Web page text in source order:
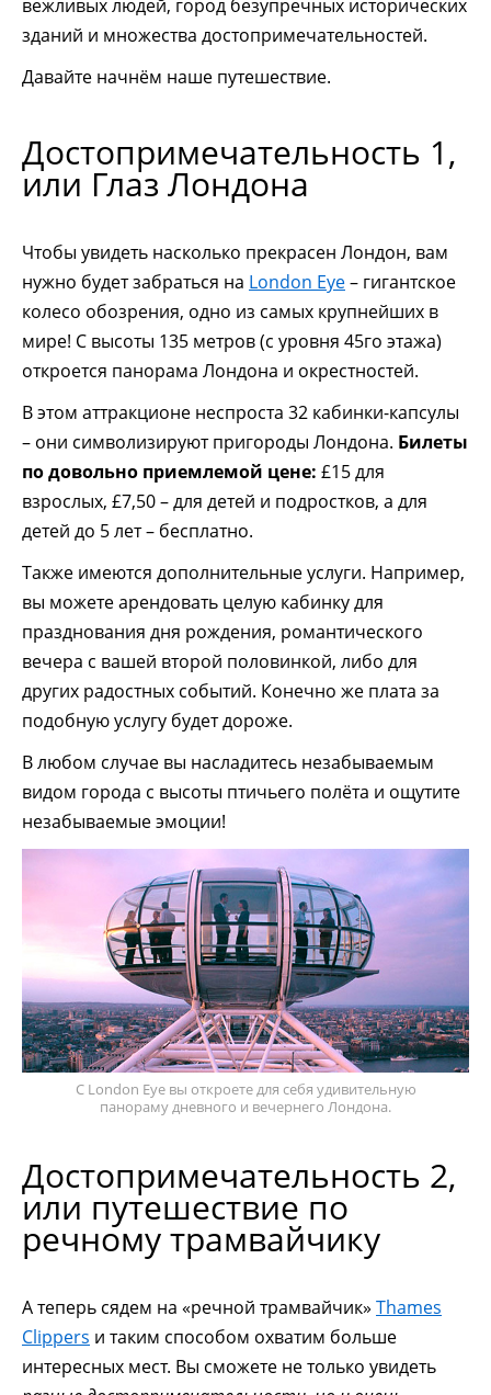
вежливых людей, город безупречных исторических
зданий и множества достопримечательностей.
Давайте начнём наше путешествие.
Достопримечательность 1,
или Глаз Лондона
Чтобы увидеть насколько прекрасен Лондон, вам
нужно будет забраться на London Eye– гигантское
колесо обозрения, одно из самых крупнейших в
мире! С высоты 135 метров (с уровня 45го этажа)
откроется панорама Лондона и окрестностей.
В этом аттракционе неспроста 32 кабинки-капсулы
– они символизируют пригороды Лондона. Билеты
по довольно приемлемой цене: £15 для
взрослых, £7,50 – для детей и подростков, а для
детей до 5 лет – бесплатно.
Также имеются дополнительные услуги. Например,
вы можете арендовать целую кабинку для
празднования дня рождения, романтического
вечера с вашей второй половинкой, либо для
других радостных событий. Конечно же плата за
подобную услугу будет дороже.
В любом случае вы насладитесь незабываемым
видом города с высоты птичьего полёта и ощутите
незабываемые эмоции!
С London Eye вы откроете для себя удивительную
панораму дневного и вечернего Лондона.
Достопримечательность 2,
или путешествие по
речному трамвайчику
А теперь сядем на «речной трамвайчик» Thames
Clippers и таким способом охватим больше
интересных мест. Вы сможете не только увидеть